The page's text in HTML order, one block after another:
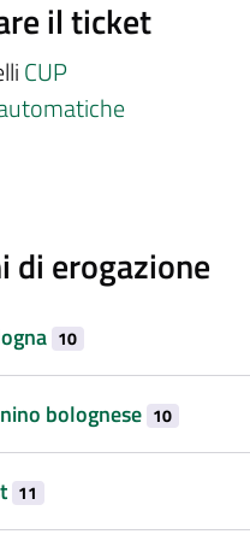
il ticket
CUP
di erogazione
10
bolognese 10
11